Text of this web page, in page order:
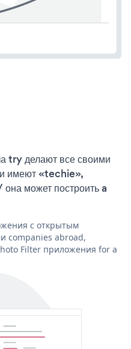
try делают все своими
имеют «techie»,
может построить a
с открытым
companies abroad,
Filter приложения for a